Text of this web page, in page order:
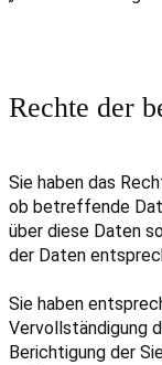
Rechte der
Sie haben das
ob betreffende
über diese Daten
der Daten
Sie haben
Vervollständigung
Berichtigung der